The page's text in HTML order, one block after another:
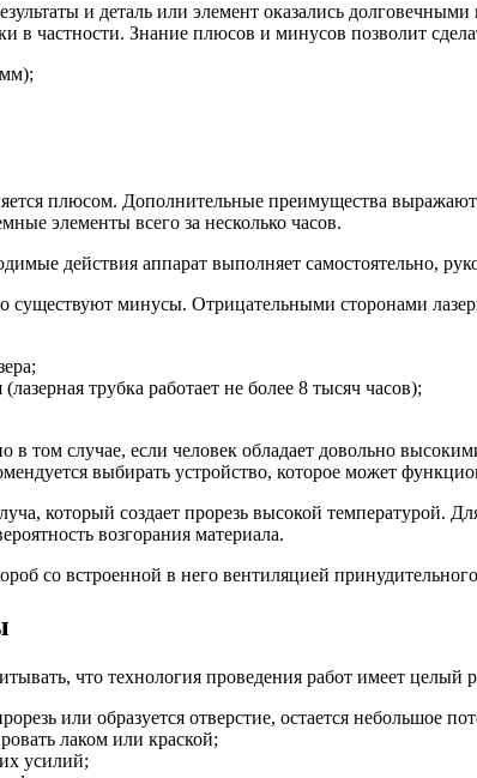
и деталь или элемент оказались
в частности. Знание плюсов и минусов позволит
плюсом. Дополнительные преимущества
элементы всего за несколько часов.
действия аппарат выполняет самостоятельно,
существуют минусы. Отрицательными сторонами
трубка работает не более 8 тысяч часов);
в том случае, если человек обладает довольно
выбирать устройство, которое может
который создает прорезь высокой температурой.
возгорания материала.
со встроенной в него вентиляцией
что технология проведения работ имеет целый
или образуется отверстие, остается небольшое
лаком или краской;
усилий;